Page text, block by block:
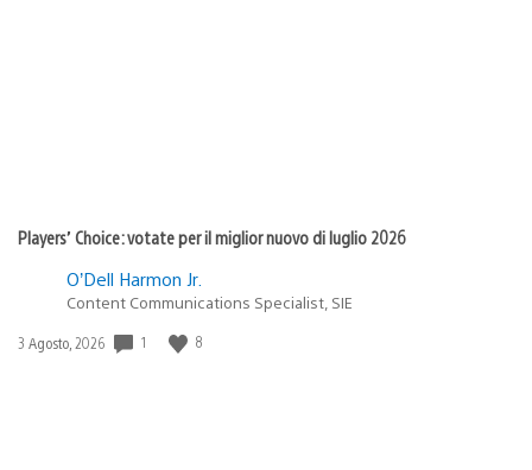
Players’ Choice: votate per il miglior nuovo di luglio 2026
O’Dell Harmon Jr.
Content Communications Specialist, SIE
Data
3 Agosto, 2026 1 8